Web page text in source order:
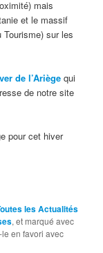
mais
et le massif
Tourisme) sur les
de l’Ariègequi
de notre site
pour cet hiver
les Actualités
, et marqué avec
le en favori avec